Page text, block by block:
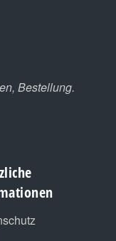
Bestellung.